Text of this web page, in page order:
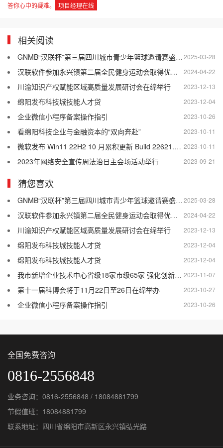
答你心中的疑难。
项目经理在线
相关阅读
2025-03-28
GNMB“汉联杯”第三届四川城市青少年篮球邀请赛盛大举行
2024-04-22
汉联软件参加永兴镇第二届全民健身运动会取得优异成绩
2023-12-13
川渝知识产权赋能区域高质量发展研讨会在绵举行
2023-12-04
绵阳发布科技城技能人才贷
2023-10-26
企业微信小程序备案操作指引
2023-10-11
看绵阳科技企业与金融资本的“双向奔赴”
2023-10-11
微软发布 Win11 22H2 10 月累积更新 Build 22621.2428，包含 Moment 4 内容
2023-09-21
2023年网络安全宣传周法治日主会场活动举行
猜您喜欢
2025-03-28
GNMB“汉联杯”第三届四川城市青少年篮球邀请赛盛大举行
2024-04-22
汉联软件参加永兴镇第二届全民健身运动会取得优异成绩
2023-12-13
川渝知识产权赋能区域高质量发展研讨会在绵举行
2023-12-04
绵阳发布科技城技能人才贷
2023-12-04
绵阳发布科技城技能人才贷
2023-11-07
我市新增企业技术中心省级18家市级65家 强化创新主体地位 增强技术创新能力
2023-10-27
第十一届科博会将于11月22日至26日在绵举办
2023-10-26
企业微信小程序备案操作指引
全国免费咨询
0816-2556848
业务咨询：0816-2556848 / 18084881799
节假值班：18084881799
联系地址：四川省绵阳市高新区永兴镇弘光路